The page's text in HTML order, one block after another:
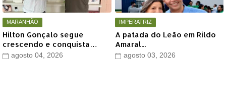
MARANHÃO
Hilton Gonçalo segue
crescendo e conquista
apoio do prefeito de Lago
agosto 04, 2026
IMPERATRIZ
A patada do Leão em Rildo
Amaral...
agosto 03, 2026